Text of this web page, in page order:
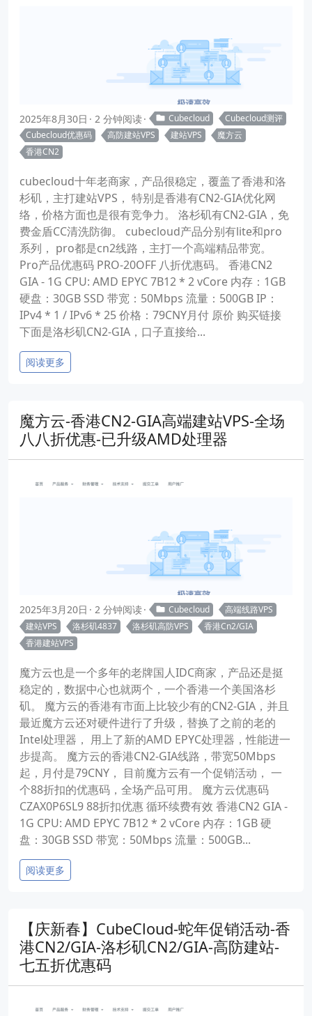
2025年8月30日 2 分钟阅读 Cubecloud
Cubecloud测评
Cubecloud优惠码
高防建站VPS 建站VPS
魔方云
香港CN2
cubecloud十年老商家，产品很稳定，覆盖了香港和洛
杉矶，主打建站VPS， 特别是香港有CN2-GIA优化网
络，价格方面也是很有竞争力。 洛杉矶有CN2-GIA，免
费金盾CC清洗防御。 cubecloud产品分别有lite和pro
系列， pro都是cn2线路，主打一个高端精品带宽。
Pro产品优惠码 PRO-20OFF 八折优惠码。 香港CN2
GIA - 1G CPU: AMD EPYC 7B12 * 2 vCore 内存：1GB
硬盘：30GB SSD 带宽：50Mbps 流量：500GB IP：
IPv4 * 1 / IPv6 * 25 价格：79CNY月付 原价 购买链接
下面是洛杉矶CN2-GIA，口子直接给...
阅读更多
魔方云-香港CN2-GIA高端建站VPS-全场
八八折优惠-已升级AMD处理器
2025年3月20日 2 分钟阅读 Cubecloud
高端线路VPS
建站VPS
洛杉矶4837 洛杉矶高防VPS
香港Cn2/GIA
香港建站VPS
魔方云也是一个多年的老牌国人IDC商家，产品还是挺
稳定的，数据中心也就两个，一个香港一个美国洛杉
矶。 魔方云的香港有市面上比较少有的CN2-GIA，并且
最近魔方云还对硬件进行了升级，替换了之前的老的
Intel处理器， 用上了新的AMD EPYC处理器，性能进一
步提高。 魔方云的香港CN2-GIA线路，带宽50Mbps
起，月付是79CNY， 目前魔方云有一个促销活动， 一
个88折扣的优惠码，全场产品可用。 魔方云优惠码
CZAX0P6SL9 88折扣优惠 循环续费有效 香港CN2 GIA -
1G CPU: AMD EPYC 7B12 * 2 vCore 内存：1GB 硬
盘：30GB SSD 带宽：50Mbps 流量：500GB...
阅读更多
【庆新春】CubeCloud-蛇年促销活动-香
港CN2/GIA-洛杉矶CN2/GIA-高防建站-
七五折优惠码